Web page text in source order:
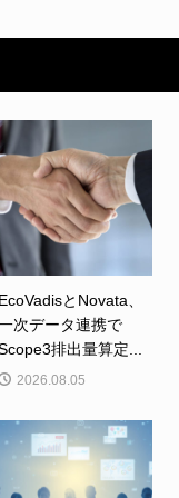
EcoVadisとNovata、
次データ連携で
排出量算定...
2026.08.05